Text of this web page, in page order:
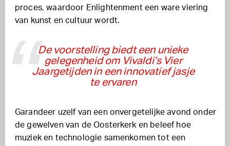
proces, waardoor Enlightenment een ware viering
van kunst en cultuur wordt.
De voorstelling biedt een unieke
gelegenheid om Vivaldi’s Vier
Jaargetijden in een innovatief jasje
te ervaren
Garandeer uzelf van een onvergetelijke avond onder
de gewelven van de Oosterkerk en beleef hoe
muziek en technologie samenkomen tot een